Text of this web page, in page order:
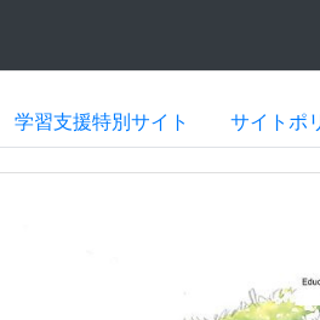
学習支援特別サイト サイトポ